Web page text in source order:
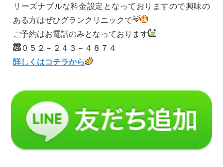
リーズナブルな料金設定となっておりますので興味の
ある方はぜひグランクリニックで
ご予約はお電話のみとなっております
０５２－２４３－４８７４
詳しくはコチラから